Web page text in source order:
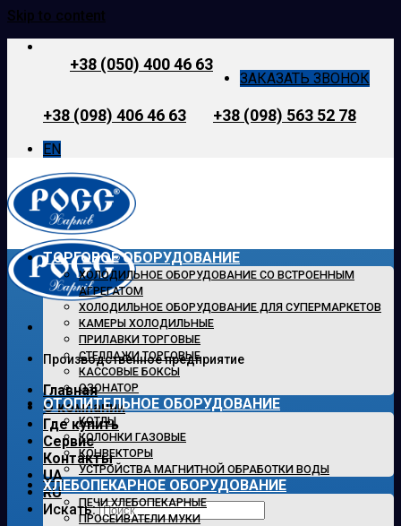
Skip to content
+38 (050) 400 46 63
+38 (098) 406 46 63 +38 (098) 563 52 78
ЗАКАЗАТЬ ЗВОНОК
EN
Производственное предприятие
Главная
О компании
Где купить
Сервис
Контакты
UA
RU
Искать:
ТОРГОВОЕ ОБОРУДОВАНИЕ
ХОЛОДИЛЬНОЕ ОБОРУДОВАНИЕ СО ВСТРОЕННЫМ
АГРЕГАТОМ
ХОЛОДИЛЬНОЕ ОБОРУДОВАНИЕ ДЛЯ СУПЕРМАРКЕТОВ
КАМЕРЫ ХОЛОДИЛЬНЫЕ
ПРИЛАВКИ ТОРГОВЫЕ
СТЕЛЛАЖИ ТОРГОВЫЕ
КАССОВЫЕ БОКСЫ
ОЗОНАТОР
ОТОПИТЕЛЬНОЕ ОБОРУДОВАНИЕ
КОТЛЫ
КОЛОНКИ ГАЗОВЫЕ
КОНВЕКТОРЫ
УСТРОЙСТВА МАГНИТНОЙ ОБРАБОТКИ ВОДЫ
ХЛЕБОПЕКАРНОЕ ОБОРУДОВАНИЕ
ПЕЧИ ХЛЕБОПЕКАРНЫЕ
ПРОСЕИВАТЕЛИ МУКИ